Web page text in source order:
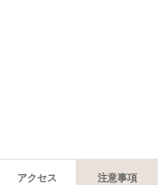
アクセス 注意事項